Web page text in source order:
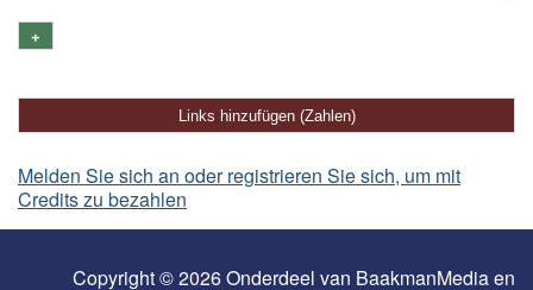
+
Melden Sie sich an oder registrieren Sie sich, um mit
Credits zu bezahlen
Copyright © 2026 Onderdeel van BaakmanMediaen